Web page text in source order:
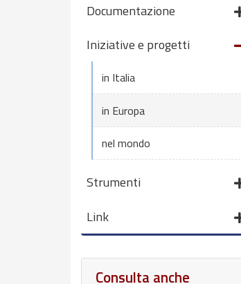
Documentazione
Iniziative e progetti
in Italia
in Europa
nel mondo
Strumenti
Link
Consulta anche